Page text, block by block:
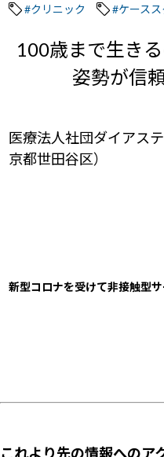
#クリニック #ケースス
100歳まで生き
姿勢が信
医療法人社団ダイアス
京都世田谷区）
新型コロナを受けて非接触型
これより先の情報へのア